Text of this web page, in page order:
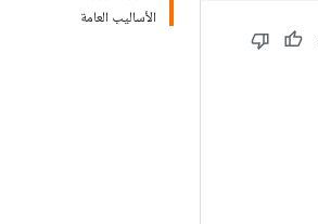
الأساليب العامة